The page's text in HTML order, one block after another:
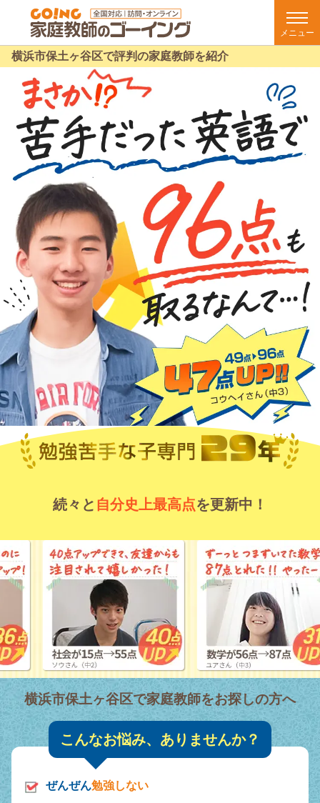
メニュー
横浜市保土ヶ谷区で評判の家庭教師を紹介
続々と 自分史上最高点を更新中！
横浜市保土ヶ谷区で家庭教師をお探しの方へ
こんなお悩み、ありませんか？
ぜんぜん勉強しない